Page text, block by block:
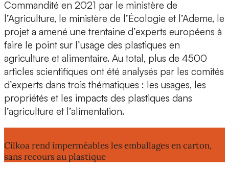
Commandité en 2021 par le ministère de
l’Agriculture, le ministère de l’Écologie et l’Ademe, le
projet a amené une trentaine d’experts européens à
faire le point sur l’usage des plastiques en
agriculture et alimentaire. Au total, plus de 4500
articles scientifiques ont été analysés par les comités
d’experts dans trois thématiques : les usages, les
propriétés et les impacts des plastiques dans
l’agriculture et l’alimentation.
Cilkoa rend imperméables les emballages en carton,
sans recours au plastique